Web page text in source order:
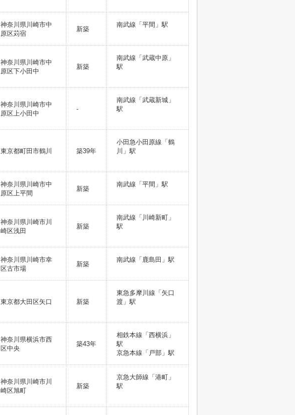
神奈川県川崎市中
原区苅宿
新築
南武線「平間」駅
神奈川県川崎市中
原区下小田中
新築
南武線「武蔵中原」
駅
神奈川県川崎市中
原区上小田中
-
南武線「武蔵新城」
駅
東京都町田市鶴川 築39年
小田急小田原線「鶴
川」駅
神奈川県川崎市中
原区上平間
新築
南武線「平間」駅
神奈川県川崎市川
崎区浅田
新築
南武線「川崎新町」
駅
神奈川県川崎市幸
区古市場
新築
南武線「鹿島田」駅
東京都大田区矢口 新築
東急多摩川線「矢口
渡」駅
神奈川県横浜市西
区中央
築43年
相鉄本線「西横浜」
駅
京急本線「戸部」駅
神奈川県川崎市川
崎区旭町
新築
京急大師線「港町」
駅